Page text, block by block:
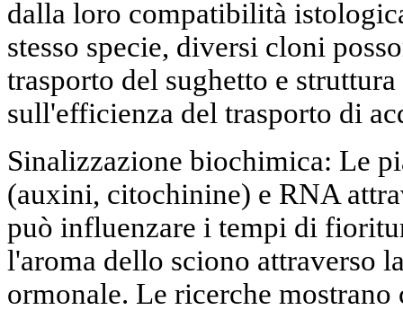
dalla loro compatibilità
stesso specie, diversi cloni
trasporto del sughetto e
sull'efficienza del trasporto di
Sinalizzazione biochimica: Le
(auxini, citochinine) e RNA
può influenzare i tempi di
l'aroma dello sciono attraverso
ormonale. Le ricerche